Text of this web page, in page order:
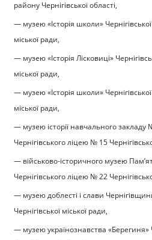
району Чернігівської області,
— музею «Історія школи» Чернігівської
міської ради,
— музею «Історія Лісковиці»
міської ради,
— музею «Історія школи» Чернігівської
міської ради,
— музею історії навчального закладу
Чернігівського ліцею № 15
— військово-історичного музею
Чернігівського ліцею № 22
— музею доблесті і слави
Чернігівської міської ради,
— музею українознавства «Берегиня»